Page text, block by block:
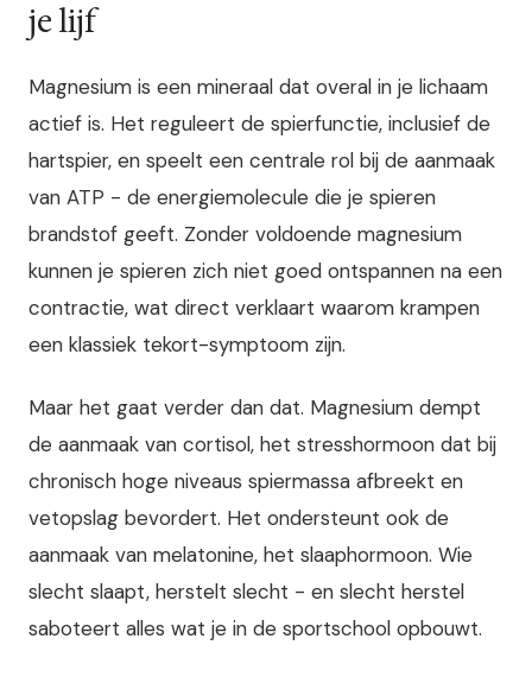
je lijf
Magnesium is een mineraal dat overal in je lichaam
actief is. Het reguleert de spierfunctie, inclusief de
hartspier, en speelt een centrale rol bij de aanmaak
van ATP - de energiemolecule die je spieren
brandstof geeft. Zonder voldoende magnesium
kunnen je spieren zich niet goed ontspannen na een
contractie, wat direct verklaart waarom krampen
een klassiek tekort-symptoom zijn.
Maar het gaat verder dan dat. Magnesium dempt
de aanmaak van cortisol, het stresshormoon dat bij
chronisch hoge niveaus spiermassa afbreekt en
vetopslag bevordert. Het ondersteunt ook de
aanmaak van melatonine, het slaaphormoon. Wie
slecht slaapt, herstelt slecht - en slecht herstel
saboteert alles wat je in de sportschool opbouwt.